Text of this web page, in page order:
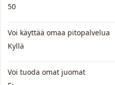
50
Voi käyttää omaa pitopalvelua
Kyllä
Voi tuoda omat juomat